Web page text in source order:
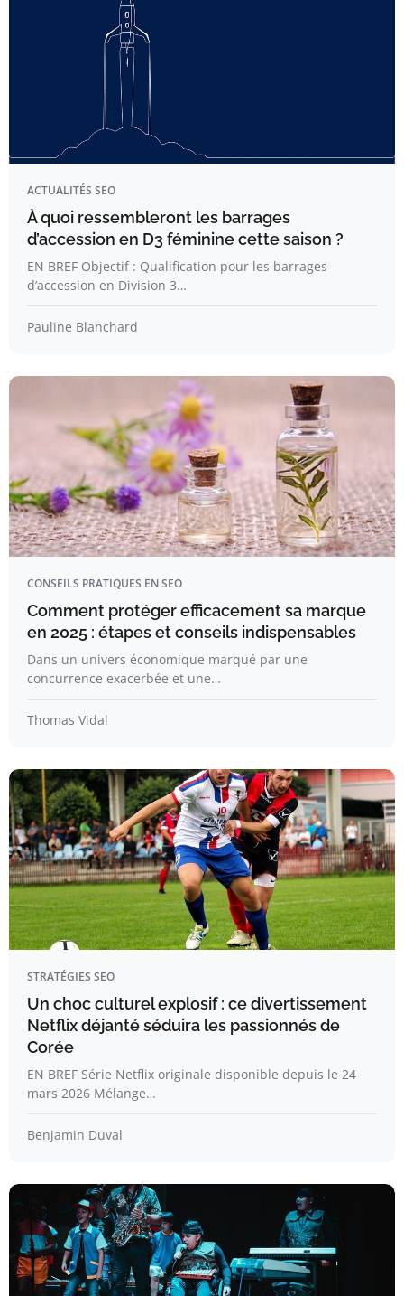
ACTUALITÉS SEO
À quoi ressembleront les barrages
d’accession en D3 féminine cette saison ?
EN BREF Objectif : Qualification pour les barrages
d’accession en Division 3…
Pauline Blanchard
CONSEILS PRATIQUES EN SEO
Comment protéger efficacement sa marque
en 2025 : étapes et conseils indispensables
Dans un univers économique marqué par une
concurrence exacerbée et une…
Thomas Vidal
STRATÉGIES SEO
Un choc culturel explosif : ce divertissement
Netflix déjanté séduira les passionnés de
Corée
EN BREF Série Netflix originale disponible depuis le 24
mars 2026 Mélange…
Benjamin Duval